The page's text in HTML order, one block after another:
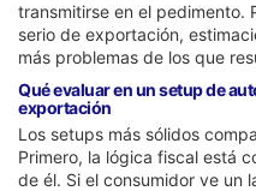
transmitirse en el pedimento.
serio de exportación,
más problemas de los que
Qué evaluar en un setup de
exportación
Los setups más sólidos
Primero, la lógica fiscal está
de él. Si el consumidor ve un